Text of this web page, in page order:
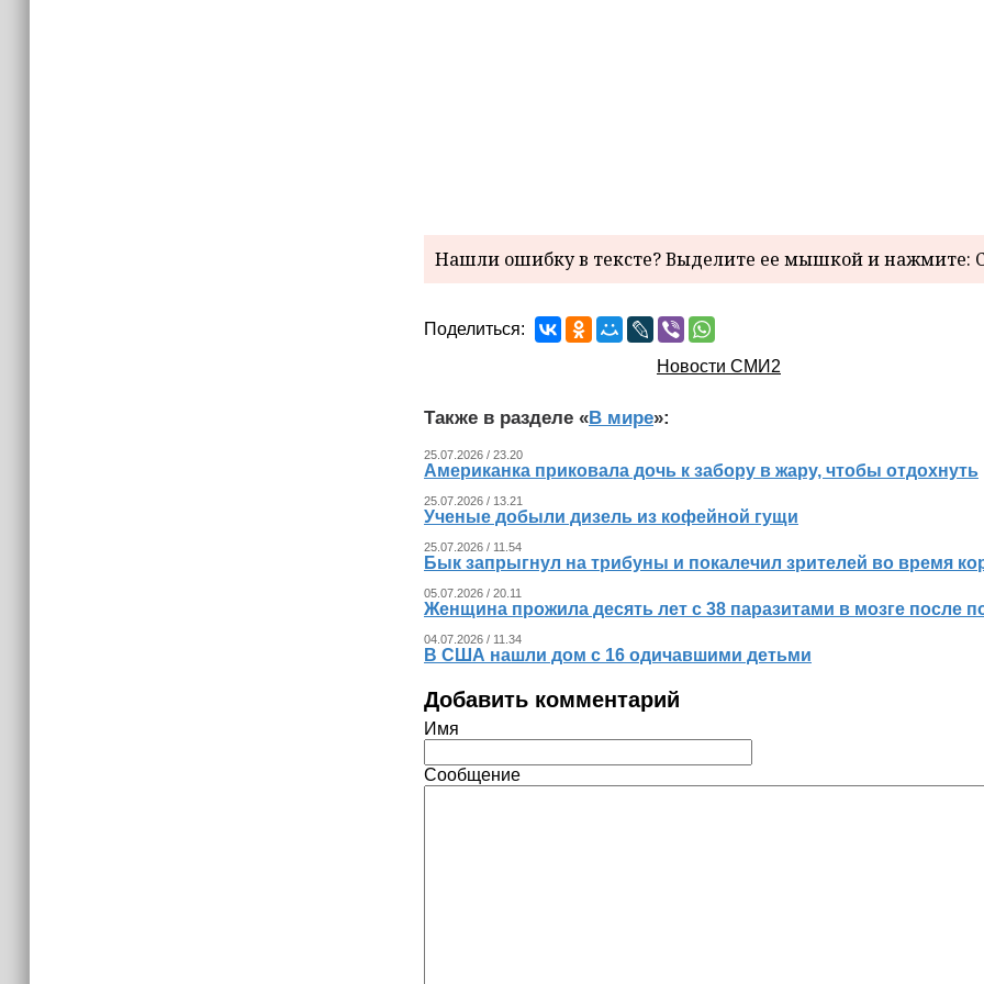
Нашли ошибку в тексте? Выделите ее мышкой и нажмите:
Поделиться:
Новости СМИ2
Также в разделе «В мире»:
25.07.2026 / 23.20
Американка приковала дочь к забору в жару, чтобы отдохнуть
25.07.2026 / 13.21
Ученые добыли дизель из кофейной гущи
25.07.2026 / 11.54
Бык запрыгнул на трибуны и покалечил зрителей во время
05.07.2026 / 20.11
Женщина прожила десять лет с 38 паразитами в мозге после
04.07.2026 / 11.34
В США нашли дом с 16 одичавшими детьми
Добавить комментарий
Имя
Сообщение